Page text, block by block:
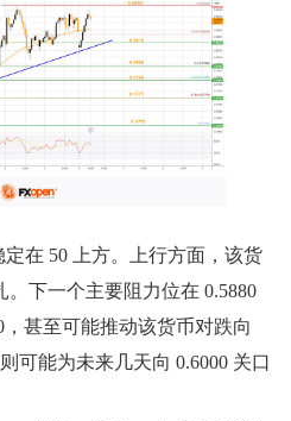
在 50 上方。上行方面，该货
。下一个主要阻力位在 0.5880
甚至可能推动该货币对跌向
可能为未来几天向 0.6000 关口